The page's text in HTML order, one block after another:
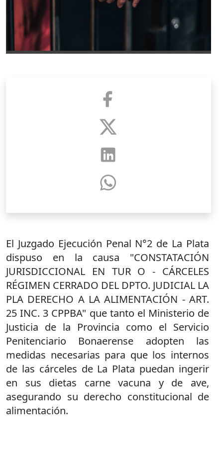
El Juzgado Ejecución Penal N°2 de La Plata
dispuso en la causa "CONSTATACIÓN
JURISDICCIONAL EN TUR O - CÁRCELES
RÉGIMEN CERRADO DEL DPTO. JUDICIAL LA
PLA DERECHO A LA ALIMENTACIÓN - ART.
25 INC. 3 CPPBA" que tanto el Ministerio de
Justicia de la Provincia como el Servicio
Penitenciario Bonaerense adopten las
medidas necesarias para que los internos
de las cárceles de La Plata puedan ingerir
en sus dietas carne vacuna y de ave,
asegurando su derecho constitucional de
alimentación.